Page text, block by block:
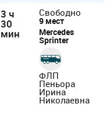
3 ч
30
мин
Свободно
9 мест
Mercedes
Sprіnter
ФЛП
Пеньора
Ирина
Николаевна